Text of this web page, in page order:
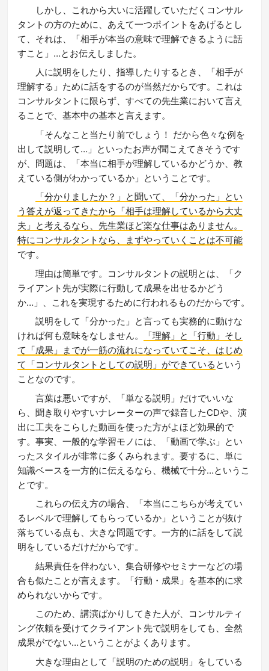
しかし、これから大いに活躍していただくコンサル
タントの方のために、あえて一つポイントをあげるとし
て、それは、「相手が本当の意味で理解できるように話
すこと」…とお伝えしました。
人に説明をしたり、指導したりするとき、「相手が
理解する」ために話をするのが当然だからです。これは
コンサルタントに限らず、すべての先生業において言え
ることで、基本中の基本と言えます。
「そんなこと当たり前でしょう！ だから色々な例を
出して説明して…」といったお声が聞こえてきそうです
が、問題は、「本当に相手が理解しているかどうか、教
えている側がわかっているか」ということです。
「分かりましたか？」と聞いて、「分かった」とい
う答えが返ってきたから「相手は理解しているから大丈
夫」と考えるなら、先生業ほど楽な仕事はありません。
特にコンサルタントなら、まずやっていくことは不可能
です。
理由は簡単です。コンサルタントの説明とは、「ク
ライアント先が実際に行動して成果を出せるかどう
か…」、これを実現するために行われるものだからです。
説明をして「分かった」と言っても実務的に動けな
ければ何も意味をなしません。
「理解」と「行動」そし
て「成果」までが一筋の流れになっていてこそ、はじめ
て「コンサルタントとしての説明」ができている という
ことなのです。
言葉は悪いですが、「単なる説明」だけでいいな
ら、聞き取りやすいナレーターの声で録音したCDや、演
出に工夫をこらした動画を使った方がよほど効果的で
す。事実、一般的な学習モノには、「動画で学ぶ」とい
ったスタイルが非常に多くみられます。要するに、単に
知識ベースを一方的に伝えるなら、機械で十分…というこ
とです。
これらの伝え方の場合、「本当にこちらが考えてい
るレベルで理解してもらっているか」ということが抜け
落ちている点も、大きな問題です。一方的に話をして説
明をしているだけだからです。
結果責任を伴わない、集合研修やセミナーなどの場
合も似たことが言えます。「行動・成果」を基本的に求
められないからです。
このため、講演ばかりしてきた人が、コンサルティ
ング依頼を受けてクライアント先で説明をしても、全然
成果がでない…ということがよくあります。
大きな理由として「説明のための説明」をしている